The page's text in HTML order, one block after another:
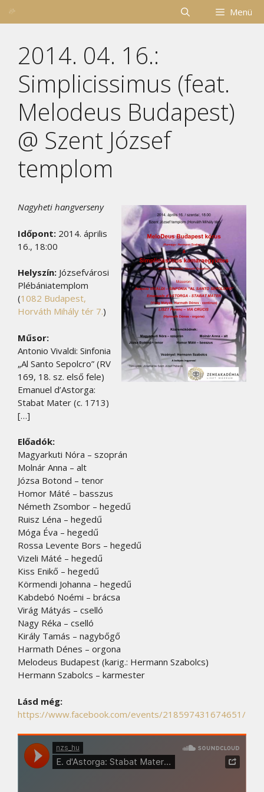
Kilépés
Menü
2014. 04. 16.:
Simplicissimus (feat.
Melodeus Budapest)
@ Szent József
templom
Nagyheti hangverseny
Időpont: 2014. április
16., 18:00
Helyszín: Józsefvárosi
Plébániatemplom
(1082 Budapest,
Horváth Mihály tér 7.)
Műsor:
Antonio Vivaldi: Sinfonia
„Al Santo Sepolcro” (RV
169, 18. sz. első fele)
Emanuel d’Astorga:
Stabat Mater (c. 1713)
[…]
Előadók:
Magyarkuti Nóra – szoprán
Molnár Anna – alt
Józsa Botond – tenor
Homor Máté – basszus
Németh Zsombor – hegedű
Ruisz Léna – hegedű
Móga Éva – hegedű
Rossa Levente Bors – hegedű
Vizeli Máté – hegedű
Kiss Enikő – hegedű
Körmendi Johanna – hegedű
Kabdebó Noémi – brácsa
Virág Mátyás – cselló
Nagy Réka – cselló
Király Tamás – nagybőgő
Harmath Dénes – orgona
Melodeus Budapest (karig.: Hermann Szabolcs)
Hermann Szabolcs – karmester
Lásd még:
https://www.facebook.com/events/218597431674651/